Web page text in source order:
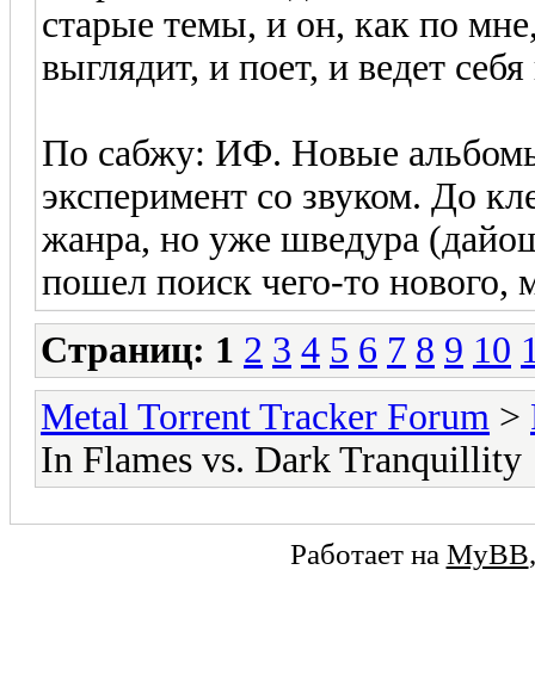
старые темы, и он, как по
выглядит, и поет, и ведет
По сабжу: ИФ. Новые
эксперимент со звуком. До
жанра, но уже шведура
пошел поиск чего-то нового,
Страниц: 1 2 3 4 5 6 7 8 9 10
Metal Torrent Tracker Forum >
In Flames vs. Dark Tranquillity
Работает на MyBB